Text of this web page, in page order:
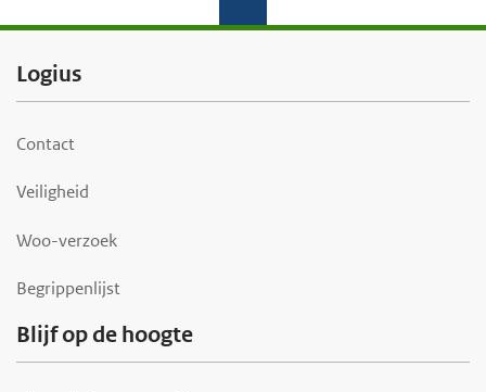
F
o
o
e
r
Logius
Contact
Veiligheid
Woo-verzoek
Begrippenlijst
Blijf op de hoogte